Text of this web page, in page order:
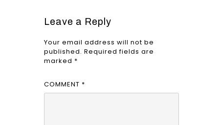
Leave a Reply
Your email address will not be
published. Required fields are
marked *
COMMENT *